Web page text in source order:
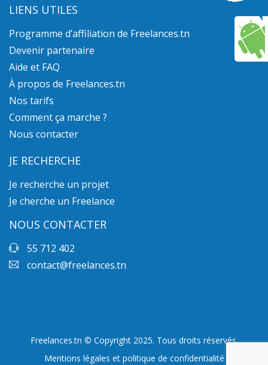
LIENS UTILES
Programme d’affiliation de Freelances.tn
Devenir partenaire
Aide et FAQ
À propos de Freelances.tn
Nos tarifs
Comment ça marche ?
Nous contacter
JE RECHERCHE
Je recherche un projet
Je cherche un Freelance
NOUS CONTACTER
55 712 402
contact@freelances.tn
Freelances.tn © Copyright 2025. Tous droits réservés.
Mentions légales et politique de confidentialité